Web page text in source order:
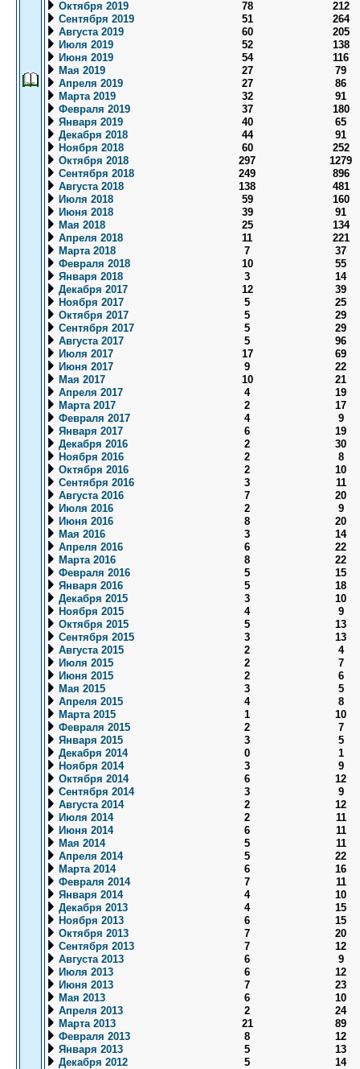
Октября 2019
78
212
Сентября 2019
51
264
Августа 2019
60
205
Июля 2019
52
138
Июня 2019
54
116
Мая 2019
27
79
Апреля 2019
27
86
Марта 2019
32
91
Февраля 2019
37
180
Января 2019
40
65
Декабря 2018
44
91
Ноября 2018
60
252
Октября 2018
297
1279
Сентября 2018
249
896
Августа 2018
138
481
Июля 2018
59
160
Июня 2018
39
91
Мая 2018
25
134
Апреля 2018
11
221
Марта 2018
7
37
Февраля 2018
10
55
Января 2018
3
14
Декабря 2017
12
39
Ноября 2017
5
25
Октября 2017
5
29
Сентября 2017
5
29
Августа 2017
5
96
Июля 2017
17
69
Июня 2017
9
22
Мая 2017
10
21
Апреля 2017
4
19
Марта 2017
2
17
Февраля 2017
4
9
Января 2017
6
19
Декабря 2016
2
30
Ноября 2016
2
8
Октября 2016
2
10
Сентября 2016
3
11
Августа 2016
7
20
Июля 2016
2
9
Июня 2016
8
20
Мая 2016
3
14
Апреля 2016
6
22
Марта 2016
8
22
Февраля 2016
5
15
Января 2016
5
18
Декабря 2015
3
10
Ноября 2015
4
9
Октября 2015
5
13
Сентября 2015
3
13
Августа 2015
2
4
Июля 2015
2
7
Июня 2015
2
6
Мая 2015
3
5
Апреля 2015
4
8
Марта 2015
1
10
Февраля 2015
2
7
Января 2015
3
5
Декабря 2014
0
1
Ноября 2014
3
9
Октября 2014
6
12
Сентября 2014
3
9
Августа 2014
2
12
Июля 2014
2
11
Июня 2014
6
11
Мая 2014
5
11
Апреля 2014
5
22
Марта 2014
6
16
Февраля 2014
7
11
Января 2014
4
10
Декабря 2013
4
15
Ноября 2013
6
15
Октября 2013
7
20
Сентября 2013
7
12
Августа 2013
6
9
Июля 2013
6
12
Июня 2013
7
23
Мая 2013
6
10
Апреля 2013
2
24
Марта 2013
21
89
Февраля 2013
8
12
Января 2013
5
13
Декабря 2012
5
14